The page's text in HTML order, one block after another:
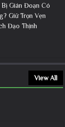
Gián Đoạn Có
Giữ Trọn Vẹn
Đạo Thịnh
View All